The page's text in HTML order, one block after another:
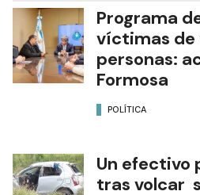
Programa
víctimas
personas:
Formosa
POLÍTICA
Un efectivo
tras volcar